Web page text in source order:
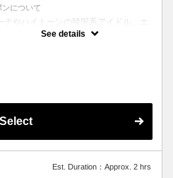
ンについて
チやハイトーンの韓国系アイドル、エ
グ毛にお悩みの美魔女も夢中！全ての
See details
Select
Est. Duration：Approx. 2 hrs